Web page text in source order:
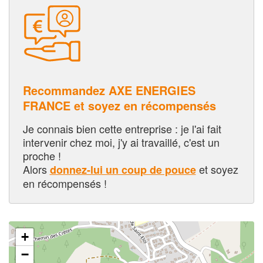
Recommandez AXE ENERGIES
FRANCE et soyez en récompensés
Je connais bien cette entreprise : je l'ai fait
intervenir chez moi, j'y ai travaillé, c'est un
proche !
Alorsdonnez-lui un coup de pouceet soyez
en récompensés !
+
−